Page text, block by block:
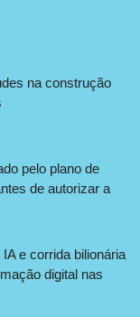
na construção
pelo plano de
de autorizar a
e corrida bilionária
digital nas